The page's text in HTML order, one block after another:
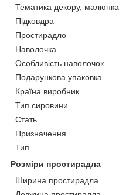
Тематика декору, малюнка
Підковдра
Простирадло
Наволочка
Особливість наволочок
Подарункова упаковка
Країна виробник
Тип сировини
Стать
Призначення
Тип
Розміри простирадла
Ширина простирадла